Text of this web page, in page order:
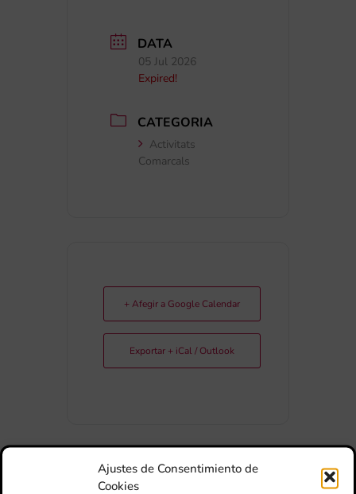
Ajustes de Consentimiento de
Cookies
DATA
05 Jul 2026
Expired!
CATEGORIA
Activitats
Comarcals
+ Afegir a Google Calendar
Exportar + iCal / Outlook